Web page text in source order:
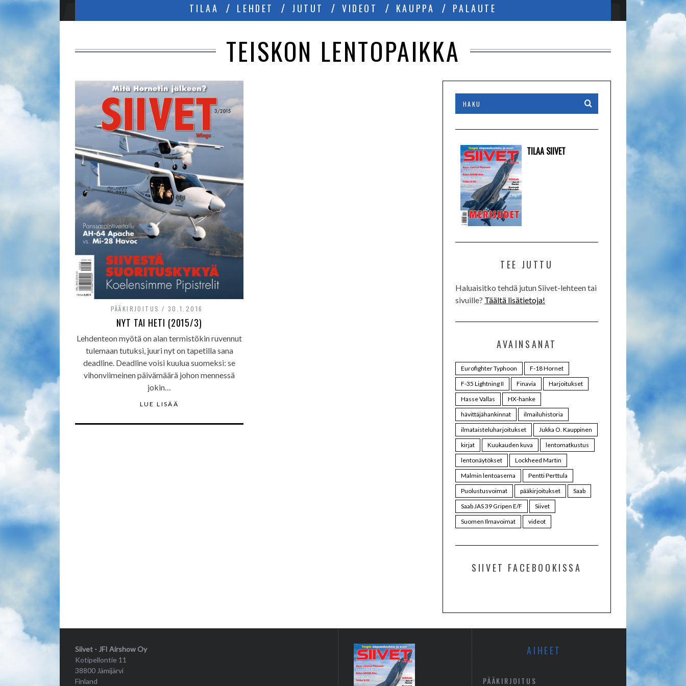
TILAA LEHDET JUTUT VIDEOT KAUPPA PALAUTE
TEISKON LENTOPAIKKA
PÄÄKIRJOITUS 30.1.2016
NYT TAI HETI (2015/3)
Lehdenteon myötä on alan termistökin ruvennut
tulemaan tutuksi, juuri nyt on tapetilla sana
deadline. Deadline voisi kuulua suomeksi: se
vihonviimeinen päivämäärä johon mennessä
jokin…
LUE LISÄÄ
TILAA SIIVET
TEE JUTTU
Haluaisitko tehdä jutun Siivet-lehteen tai
sivuille? Täältä lisätietoja!
AVAINSANAT
Eurofighter Typhoon
F-18 Hornet
F-35 Lightning II
Finavia
Harjoitukset
Hasse Vallas
HX-hanke
hävittäjähankinnat
ilmailuhistoria
ilmataisteluharjoitukset
Jukka O. Kauppinen
kirjat
Kuukauden kuva
lentomatkustus
lentonäytökset
Lockheed Martin
Malmin lentoasema
Pentti Perttula
Puolustusvoimat
pääkirjoitukset
Saab
Saab JAS 39 Gripen E/F
Siivet
Suomen Ilmavoimat
videot
SIIVET FACEBOOKISSA
Siivet - JFI Airshow Oy
Kotipellontie 11
38800 Jämijärvi
Finland
AIHEET
PÄÄKIRJOITUS